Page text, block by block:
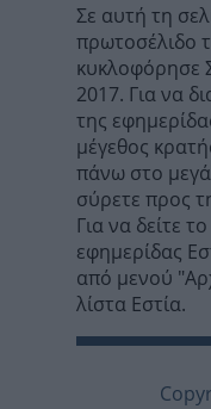
Σε αυτή τη
πρωτοσέλιδο
κυκλοφόρησε
2017. Για να
της
μέγεθος
πάνω στο
σύρετε προς
Για να δείτε
εφημερίδας
από μενού
λίστα Εστία.